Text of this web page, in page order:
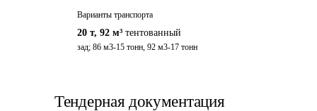
Варианты транспорта
20 т, 92 м³ тентованный
зад; 86 м3-15 тонн, 92 м3-17 тонн
Тендерная документация